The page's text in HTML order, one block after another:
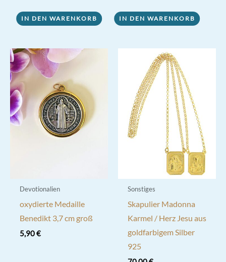
11,50 €9,90 €.
IN DEN WARENKORB IN DEN WARENKORB
Devotionalien
oxydierte Medaille
Benedikt 3,7 cm groß
5,90€
Sonstiges
Skapulier Madonna
Karmel / Herz Jesu aus
goldfarbigem Silber
925